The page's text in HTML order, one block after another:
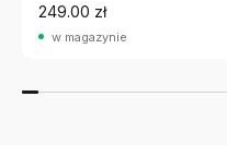
249.00 zł
w magazynie